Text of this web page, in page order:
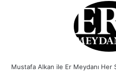
Mustafa Alkan ile Er Meydanı Her